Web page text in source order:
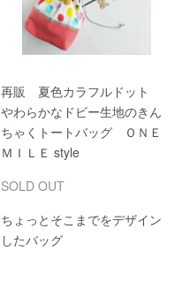
再販 夏色カラフルドット
やわらかなドビー生地のきん
ちゃくトートバッグ ＯＮＥ
ＭＩＬＥ style
SOLD OUT
ちょっとそこまでをデザイン
したバッグ